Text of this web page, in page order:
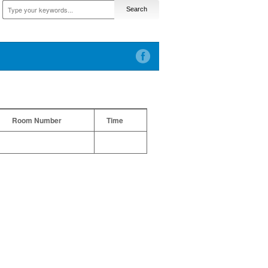
Room Number Time